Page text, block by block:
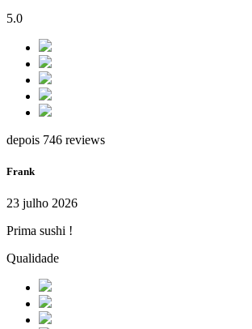
5.0
depois 746 reviews
Frank
23 julho 2026
Prima sushi !
Qualidade